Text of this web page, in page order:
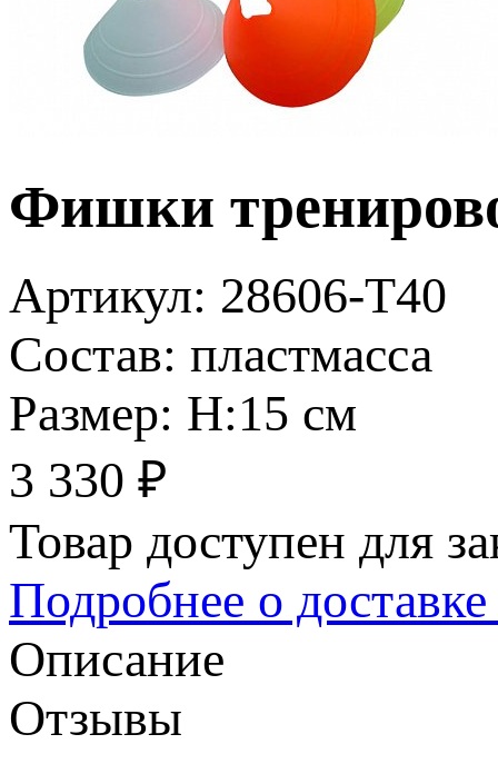
Фишки
Артикул: 28606-Т40
Состав: пластмасса
Размер: H:15 см
3 330 ₽
Товар доступен для
Подробнее о
Описание
Отзывы